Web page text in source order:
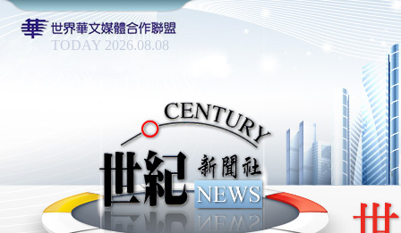
TODAY 2026.08.08